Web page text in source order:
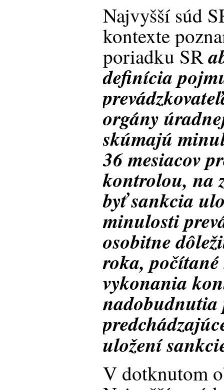
Najvyšší súd
kontexte
poriadku SR
definícia
orgány
skúmajú
36 mesiacov
kontrolou, na
byť sankcia
minulosti
osobitne
roka,
vykonania
uložení
V dotknutom